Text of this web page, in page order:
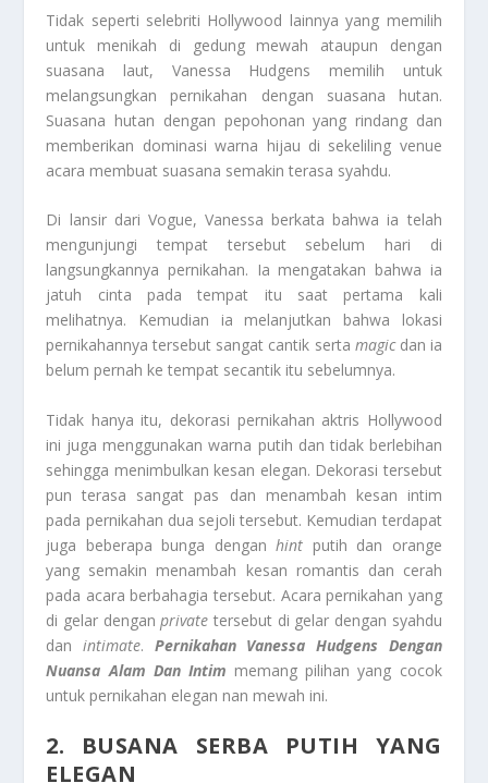
Tidak seperti selebriti Hollywood lainnya yang memilih
untuk menikah di gedung mewah ataupun dengan
suasana laut, Vanessa Hudgens memilih untuk
melangsungkan pernikahan dengan suasana hutan.
Suasana hutan dengan pepohonan yang rindang dan
memberikan dominasi warna hijau di sekeliling venue
acara membuat suasana semakin terasa syahdu.
Di lansir dari Vogue, Vanessa berkata bahwa ia telah
mengunjungi tempat tersebut sebelum hari di
langsungkannya pernikahan. Ia mengatakan bahwa ia
jatuh cinta pada tempat itu saat pertama kali
melihatnya. Kemudian ia melanjutkan bahwa lokasi
pernikahannya tersebut sangat cantik serta magicdan ia
belum pernah ke tempat secantik itu sebelumnya.
Tidak hanya itu, dekorasi pernikahan aktris Hollywood
ini juga menggunakan warna putih dan tidak berlebihan
sehingga menimbulkan kesan elegan. Dekorasi tersebut
pun terasa sangat pas dan menambah kesan intim
pada pernikahan dua sejoli tersebut. Kemudian terdapat
juga beberapa bunga denganhint putih dan orange
yang semakin menambah kesan romantis dan cerah
pada acara berbahagia tersebut. Acara pernikahan yang
di gelar denganprivatetersebut di gelar dengan syahdu
danintimate. Pernikahan Vanessa Hudgens Dengan
Nuansa Alam Dan Intim memang pilihan yang cocok
untuk pernikahan elegan nan mewah ini.
2. BUSANA SERBA PUTIH YANG
ELEGAN